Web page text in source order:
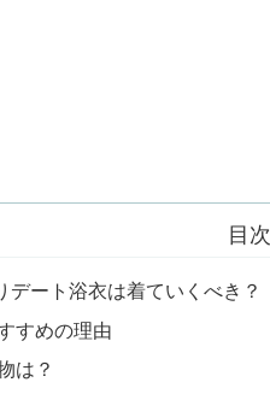
目次
デート浴衣は着ていくべき？
すめの理由
は？